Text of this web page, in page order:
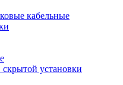
кабельные
установки